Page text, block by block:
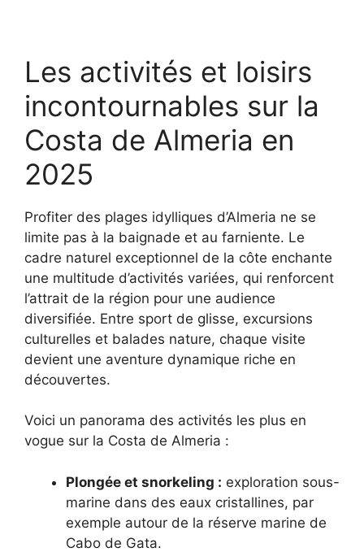
Les activités et loisirs
incontournables sur la
Costa de Almeria en
2025
Profiter des plages idylliques d’Almeria ne se
limite pas à la baignade et au farniente. Le
cadre naturel exceptionnel de la côte enchante
une multitude d’activités variées, qui renforcent
l’attrait de la région pour une audience
diversifiée. Entre sport de glisse, excursions
culturelles et balades nature, chaque visite
devient une aventure dynamique riche en
découvertes.
Voici un panorama des activités les plus en
vogue sur la Costa de Almeria :
Plongée et snorkeling : exploration sous-
marine dans des eaux cristallines, par
exemple autour de la réserve marine de
Cabo de Gata.